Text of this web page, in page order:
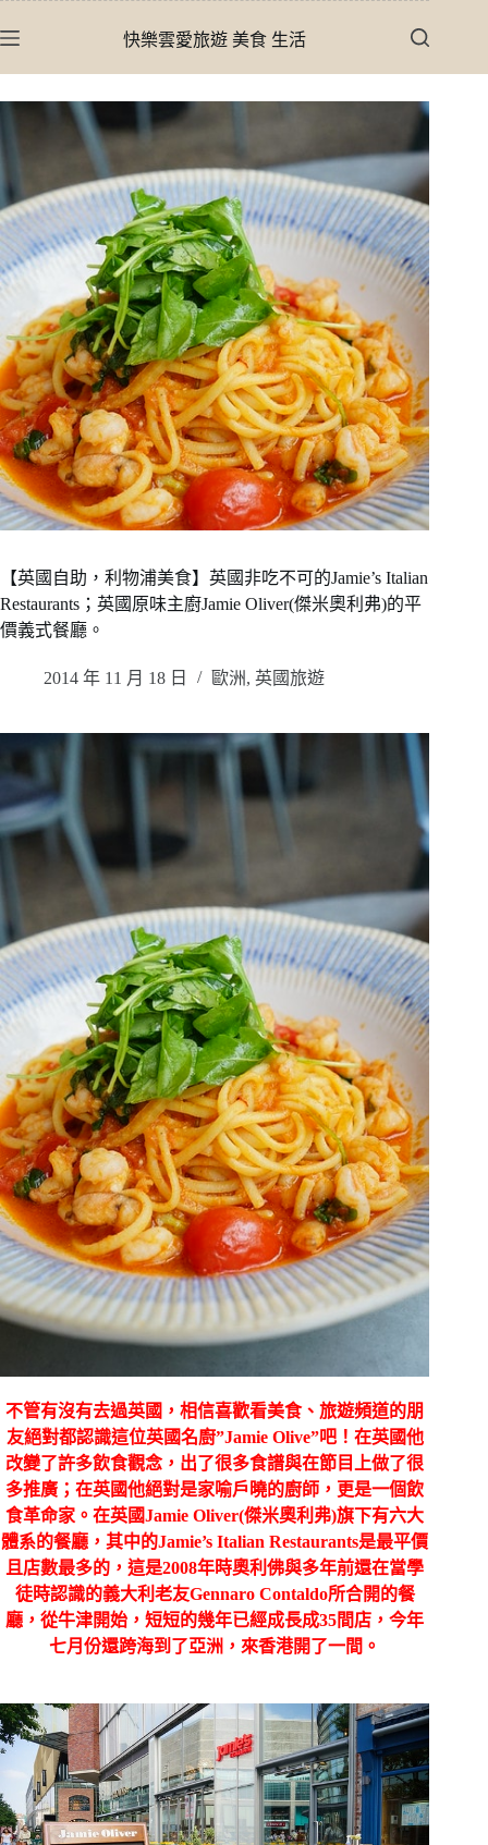
至
快樂雲愛旅遊 美食 生活
【英國自助，利物浦美食】英國非吃不可的Jamie’s Italian
Restaurants；英國原味主廚Jamie Oliver(傑米奧利弗)的平
價義式餐廳。
2014 年 11 月 18 日 歐洲, 英國旅遊
不管有沒有去過英國，相信喜歡看美食、旅遊頻道的朋
友絕對都認識這位英國名廚”Jamie Olive”吧！在英國他
改變了許多飲食觀念，出了很多食譜與在節目上做了很
多推廣；在英國他絕對是家喻戶曉的廚師，更是一個飲
食革命家。在英國Jamie Oliver(傑米奧利弗)旗下有六大
體系的餐廳，其中的Jamie’s Italian Restaurants是最平價
且店數最多的，這是2008年時奧利佛與多年前還在當學
徒時認識的義大利老友Gennaro Contaldo所合開的餐
廳，從牛津開始，短短的幾年已經成長成35間店，今年
七月份還跨海到了亞洲，來香港開了一間。